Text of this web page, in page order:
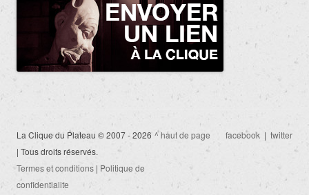
La Clique du Plateau © 2007 - 2026
| Tous droits réservés.
Termes et conditions | Politique de
confidentialite
^ haut de page facebook | twitter